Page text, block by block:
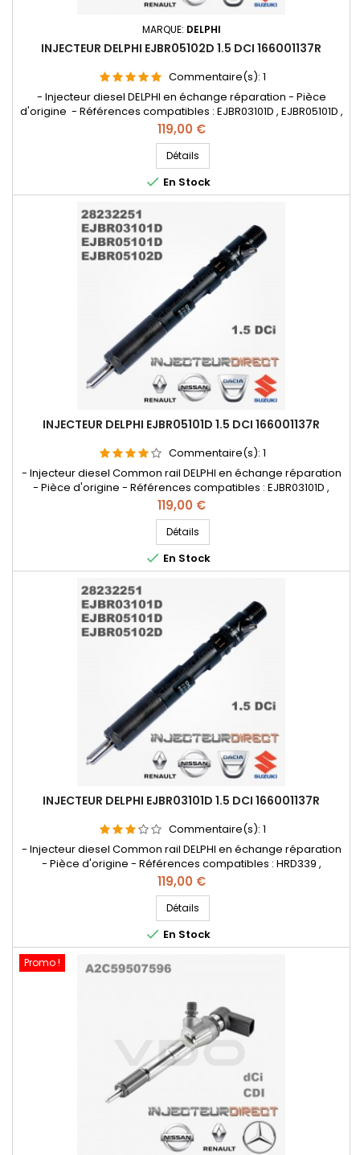
MARQUE: DELPHI
INJECTEUR DELPHI EJBR05102D 1.5 DCI 166001137R
Commentaire(s): 1
- Injecteur diesel DELPHI en échange réparation - Pièce
d'origine - Références compatibles : EJBR03101D , EJBR05101D ,
EJBR05102D , 28232251 , 8200421359 , 8200815416 , 166001137R ,
8200421897 , H8200421897 8200676774 , 7711497343
, 8200421359 , 8200815416 , 166001137R , 8200421897 ,
H8200421897 , 8200676774 , 7711497343 - Pour motorisation
Renault...
Prix
119,00 €
Détails
 En Stock
INJECTEUR DELPHI EJBR05101D 1.5 DCI 166001137R
Commentaire(s): 1
- Injecteur diesel Common rail DELPHI en échange réparation
- Pièce d'origine - Références compatibles : EJBR03101D ,
EJBR05101D , EJBR05102D , 28232251 , 8200421359 , 8200815416 ,
166001137R , 8200421897 , H8200421897 8200676774 ,
7711497343 , 8200421359 , 8200815416 , 166001137R , 8200421897
, H8200421897 , 8200676774 , 7711497343 - Pour Renault...
Prix
119,00 €
Détails
 En Stock
INJECTEUR DELPHI EJBR03101D 1.5 DCI 166001137R
Commentaire(s): 1
- Injecteur diesel Common rail DELPHI en échange réparation
- Pièce d'origine - Références compatibles : HRD339 ,
EJBR05101D , EJBR05102D , 28232251 , 8200421359 , 8200815416 ,
166001137R , 8200421897 , 8200676774 , 7711497343
, 8200421359 , 8200815416 , 166001137R , 8200421897 ,
H8200421897 , 8200676774 , 7711497343 - Pour motorisation
Renault Nissan...
Prix
119,00 €
Détails
 En Stock
Promo !